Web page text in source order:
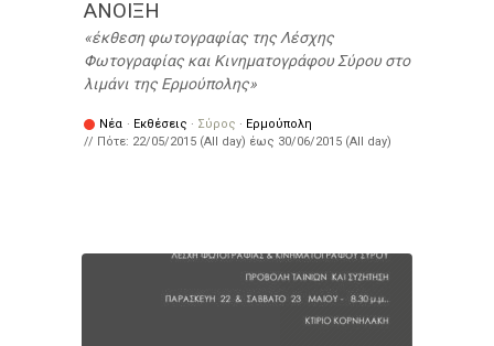
ΑΝΟΙΞΗ
έκθεση φωτογραφίας της Λέσχης
Φωτογραφίας και Κινηματογράφου Σύρου στο
λιμάνι της Ερμούπολης
Νέα · Εκθέσεις · Σύρος · Ερμούπολη
// Πότε: 22/05/2015 (All day) έως 30/06/2015 (All day)